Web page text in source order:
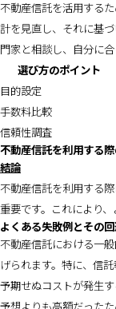
不動産信託を活用する
計を見直し、それに基
門家と相談し、自分に
選び方のポイント
目的設定
手数料比較
信頼性調査
不動産信託を利用する
結論
不動産信託を利用する
重要です。これにより
よくある失敗例とその
不動産信託における一
げられます。特に、信
予期せぬコストが発生
予想よりも高額だった